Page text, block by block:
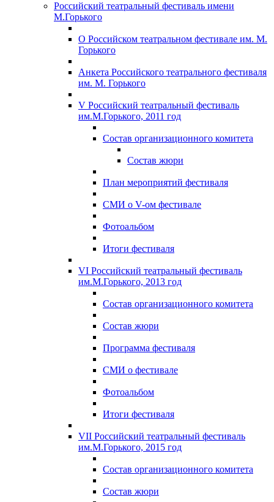
Российский театральный фестиваль имени
М.Горького
О Российском театральном фестивале им. М.
Горького
Анкета Российского театрального фестиваля
им. М. Горького
V Российский театральный фестиваль
им.М.Горького, 2011 год
Состав организационного комитета
Состав жюри
План мероприятий фестиваля
СМИ о V-ом фестивале
Фотоальбом
Итоги фестиваля
VI Российский театральный фестиваль
им.М.Горького, 2013 год
Состав организационного комитета
Состав жюри
Программа фестиваля
СМИ о фестивале
Фотоальбом
Итоги фестиваля
VII Российский театральный фестиваль
им.М.Горького, 2015 год
Состав организационного комитета
Состав жюри